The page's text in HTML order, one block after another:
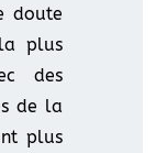
doute
plus
des
de la
plus